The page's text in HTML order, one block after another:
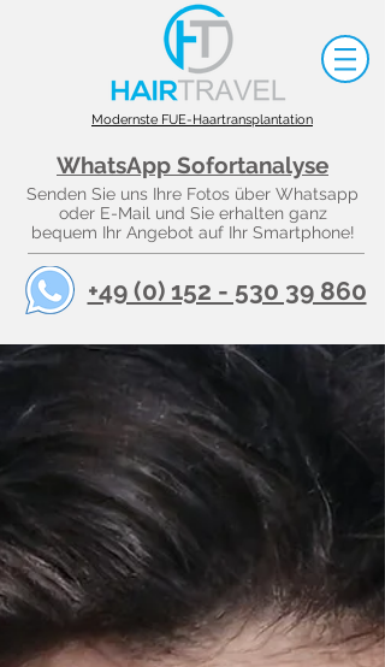
Modernste FUE-Haartransplantation
WhatsApp Sofortanalyse
Senden Sie uns Ihre Fotos über Whatsapp
oder E-Mail und Sie erhalten ganz
bequem Ihr Angebot auf Ihr Smartphone!
+49 (0) 152 - 530 39 860